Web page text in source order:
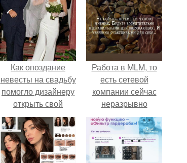
Как опоздание
невесты на свадьбу
помогло дизайнеру
открыть свой
бренд.
Работа в MLM, то
есть сетевой
компании сейчас
неразрывно
связана с создание
своего контента,
своей страницы в
соц сетях.